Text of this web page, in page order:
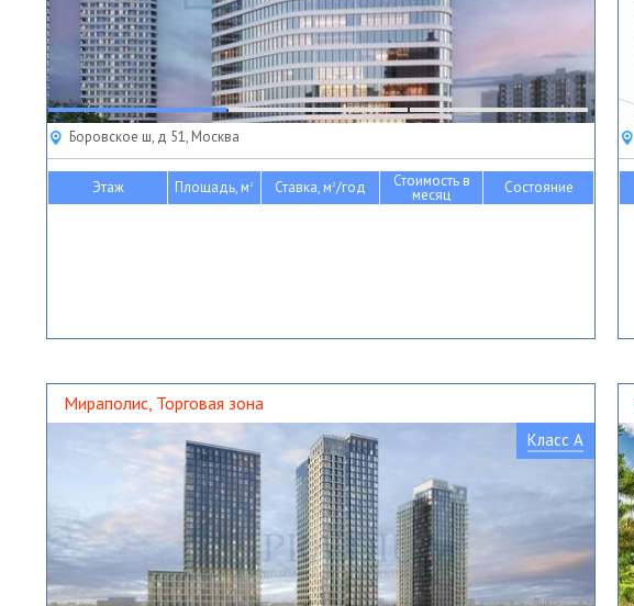
Боровское ш, д 51, Москва
Этаж Площадь, м2 Ставка, м2/год Стоимость в
месяц Состояние
Мираполис, Торговая зона
Класс A